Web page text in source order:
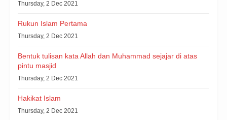
Thursday, 2 Dec 2021
Rukun Islam Pertama
Thursday, 2 Dec 2021
Bentuk tulisan kata Allah dan Muhammad sejajar di atas
pintu masjid
Thursday, 2 Dec 2021
Hakikat Islam
Thursday, 2 Dec 2021